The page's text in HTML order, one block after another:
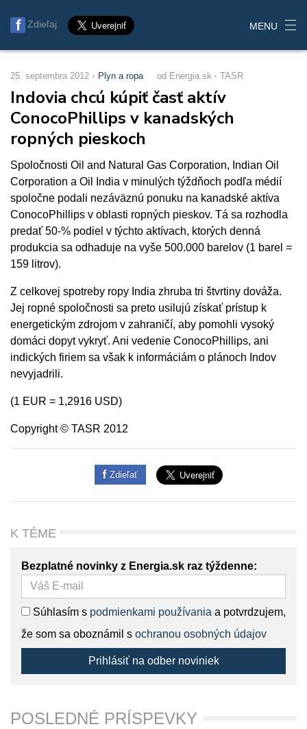
Zdieľaj MENU
25. septembra 2012 Plyn a ropa od Energia.sk TASR
Indovia chcú kúpiť časť aktív
ConocoPhillips v kanadských
ropných pieskoch
Spoločnosti Oil and Natural Gas Corporation, Indian Oil
Corporation a Oil India v minulých týždňoch podľa médií
spoločne podali nezáväznú ponuku na kanadské aktíva
ConocoPhillips v oblasti ropných pieskov. Tá sa rozhodla
predať 50-% podiel v týchto aktívach, ktorých denná
produkcia sa odhaduje na vyše 500.000 barelov (1 barel =
159 litrov).
Z celkovej spotreby ropy India zhruba tri štvrtiny dováža.
Jej ropné spoločnosti sa preto usilujú získať prístup k
energetickým zdrojom v zahraničí, aby pomohli vysoký
domáci dopyt vykryť. Ani vedenie ConocoPhillips, ani
indických firiem sa však k informáciám o plánoch Indov
nevyjadrili.
(1 EUR = 1,2916 USD)
Copyright © TASR 2012
Zdieľať
K TÉME
Bezplatné novinky z Energia.sk raz týždenne:
Súhlasím s podmienkami používania a potvrdzujem,
že som sa oboznámil s ochranou osobných údajov
Prihlásiť na odber noviniek
POSLEDNÉ PRÍSPEVKY